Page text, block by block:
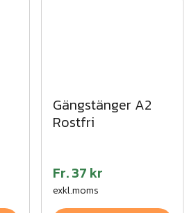
Gängstänger A2
Rostfri
Fr.37 kr
exkl.moms